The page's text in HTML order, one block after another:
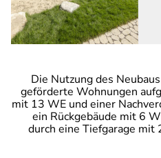
Die Nutzung des
geförderte Wohnungen
mit 13 WE und einer
ein Rückgebäude mit 6
durch eine Tiefgarage